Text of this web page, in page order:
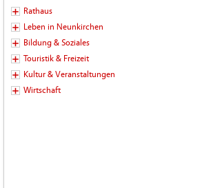
Rathaus
Leben in Neunkirchen
Bildung & Soziales
Touristik & Freizeit
Kultur & Veranstaltungen
Wirtschaft